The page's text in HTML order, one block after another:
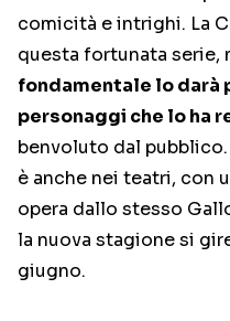
comicità e intrighi. La
questa fortunata serie,
fondamentale lo darà
personaggi che lo ha
benvoluto dal
è anche nei teatri, con
opera dallo stesso
la nuova stagione si
giugno.